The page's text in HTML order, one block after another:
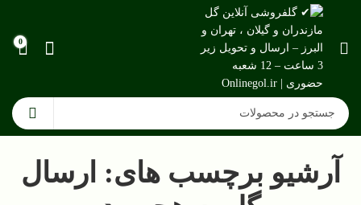
0
آرشیو برچسب های: ارسال